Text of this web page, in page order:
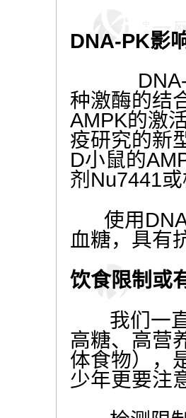
DNA-PK影
DNA-
种激酶的结
AMPK的激
疫研究的新
D小鼠的
剂 Nu7441或
使用
血糖，具有
饮食限制或
我们一
高糖、高营
体食物），
少年更要注